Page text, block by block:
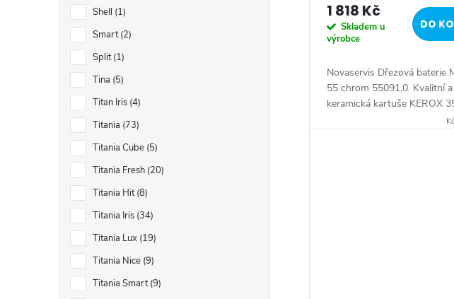
Shell 1
Smart 2
Split 1
Tina 5
Titan Iris 4
Titania 73
Titania Cube 5
Titania Fresh 20
Titania Hit 8
Titania Iris 34
Titania Lux 19
Titania Nice 9
Titania Smart 9
1 818 Kč
Skladem u
výrobce
DO
Novaservis Dřezová baterie
55 chrom 55091,0. Kvalitní
keramická kartuše KEROX
prodlouženou zárukou 7 let.